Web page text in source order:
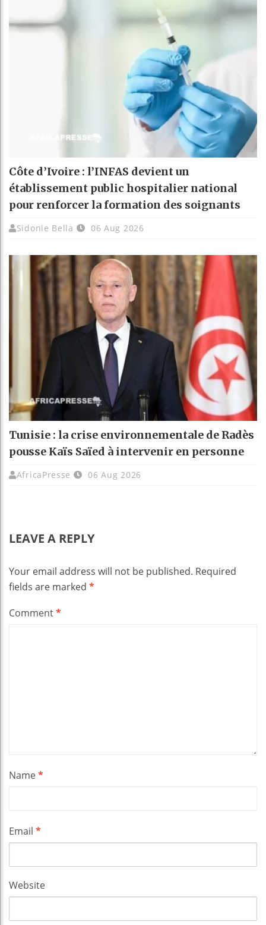
Côte d’Ivoire : l’INFAS devient un
établissement public hospitalier national
pour renforcer la formation des soignants
Sidonie Bella 06 Aug 2026
Tunisie : la crise environnementale de Radès
pousse Kaïs Saïed à intervenir en personne
AfricaPresse 06 Aug 2026
LEAVE A REPLY
Your email address will not be published. Required
fields are marked *
Comment*
Name*
Email *
Website